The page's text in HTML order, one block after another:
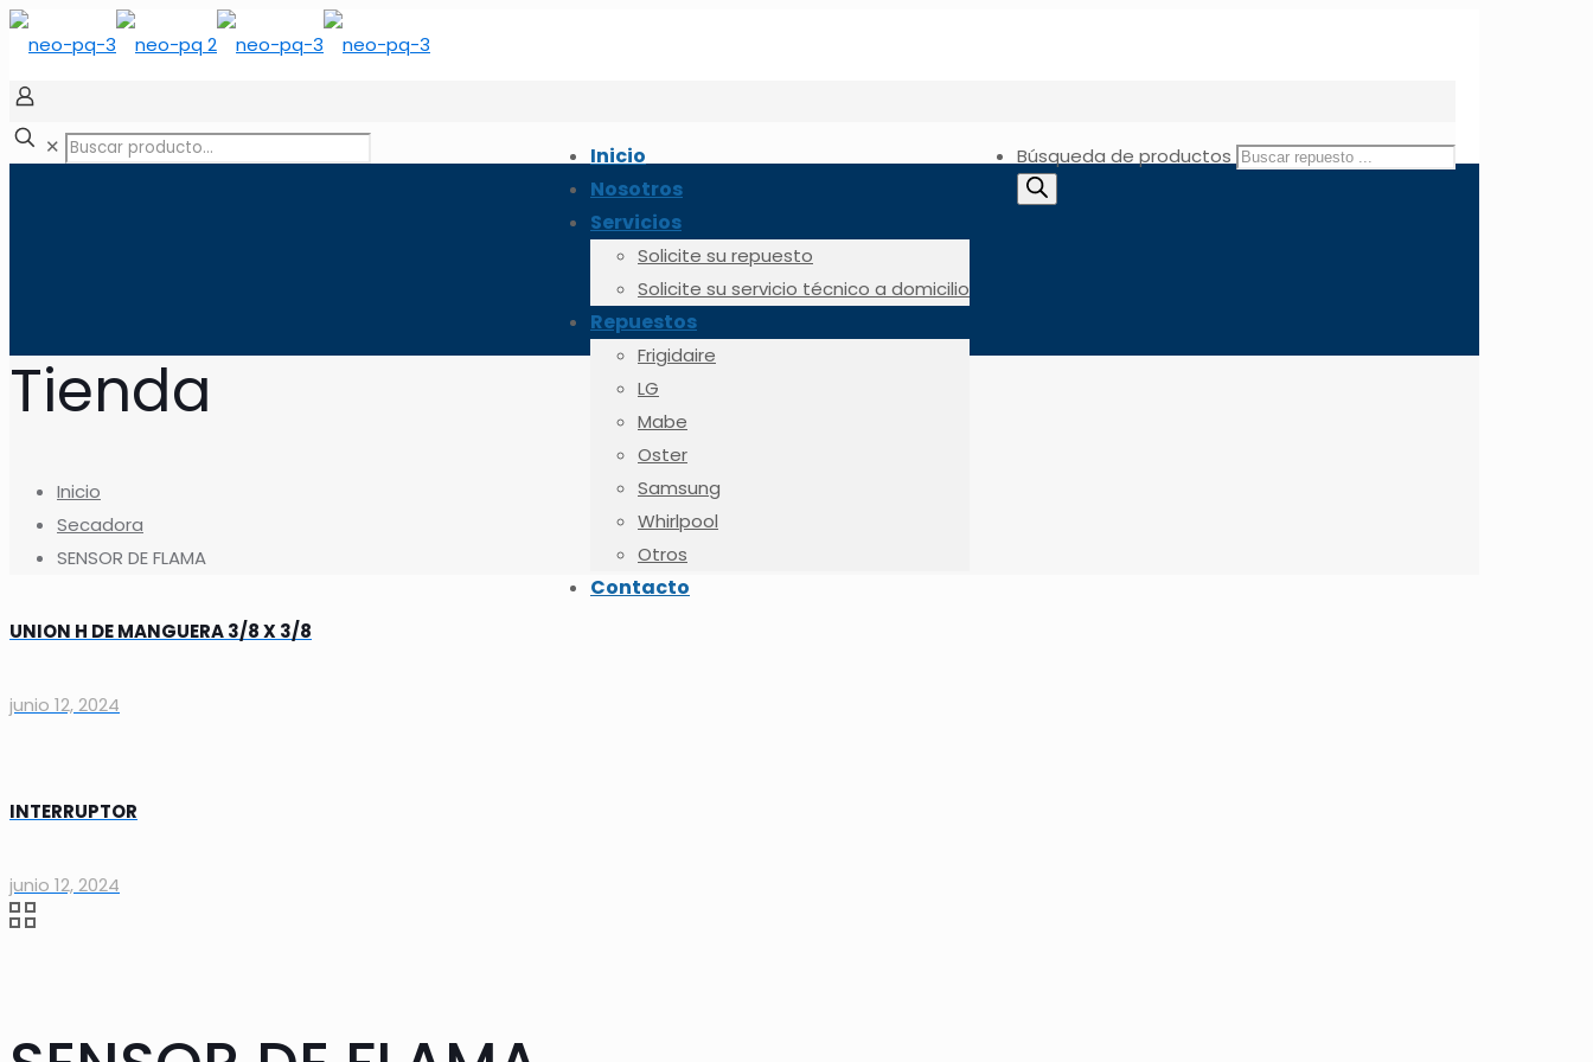
Inicio
Nosotros
Servicios
Solicite su repuesto
Solicite su servicio técnico a domicilio
Repuestos
Frigidaire
LG
Mabe
Oster
Samsung
Whirlpool
Otros
Contacto
Búsqueda de productos
✕
Tienda
Inicio
Secadora
SENSOR DE FLAMA
UNION H DE MANGUERA 3/8 X 3/8
junio 12, 2024
INTERRUPTOR
junio 12, 2024